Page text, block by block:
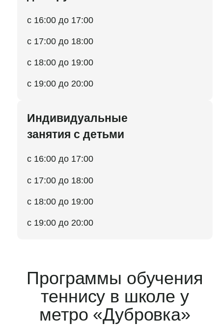
с 16:00 до 17:00
с 17:00 до 18:00
с 18:00 до 19:00
с 19:00 до 20:00
Индивидуальные
занятия с детьми
с 16:00 до 17:00
с 17:00 до 18:00
с 18:00 до 19:00
с 19:00 до 20:00
Программы обучения
теннису в школе у
метро «Дубровка»